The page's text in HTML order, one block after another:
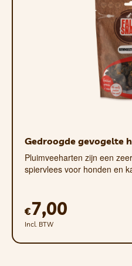
Gedroogde gevogelte
Pluimveeharten zijn een
spiervlees voor honden en
€7,00
Incl. BTW